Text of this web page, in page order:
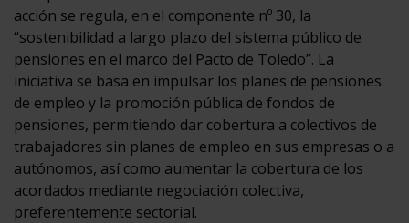
acción se regula, en el componente nº 30, la
“sostenibilidad a largo plazo del sistema público de
pensiones en el marco del Pacto de Toledo”. La
iniciativa se basa en impulsar los planes de pensiones
de empleo y la promoción pública de fondos de
pensiones, permitiendo dar cobertura a colectivos de
trabajadores sin planes de empleo en sus empresas o a
autónomos, así como aumentar la cobertura de los
acordados mediante negociación colectiva,
preferentemente sectorial.